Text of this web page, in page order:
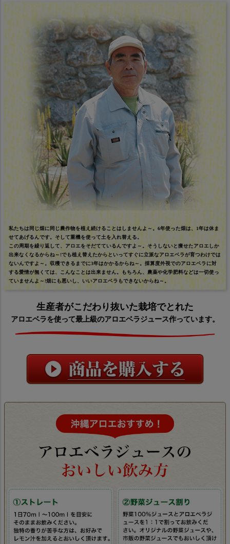
私たちは同じ畑に同じ農作物を植え続けることはしませんよ～。6年使った畑は、1年は休ま
せてあげるんです。そして重機を使って土を入れ替える。
この周期を繰り返して、アロエをそだてているんですよ～。そうしないと痩せたアロエしか
出来なくなるからね～!でも植え替えたからといってすぐに立派なアロエベラが育つわけでは
ないんですよ～。収穫できるまでに3年はかかるからね～。採算度外視でのアロエベラに対
する愛情が無くては、こんなことは出来ません。もちろん、農薬や化学肥料などは一切使っ
ていませんよ～!畑にも悪いし、いいアロエベラもできないからね～。
生産者がこだわり抜いた栽培でとれた
アロエベラを使って最上級のアロエベラジュース作っています。